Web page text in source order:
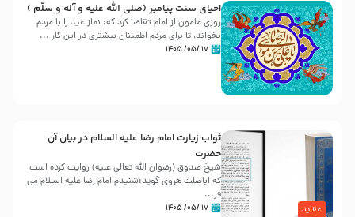
احیای سنت پیامبر (صلی الله علیه و آله و سلّم )
روزی مامون از امام تقاضا کرد که: نماز عید را با مردم
بخواند، تا برای مردم اطمینان بیشتری در این کار ...
۱۷ /۰۵/ ۱۴۰۵
عقاید
ثواب زیارت امام رضا علیه السلام در بیان آن
حضرت
شیخ صدوق (رضوان الله تعالی علیه) روایت کرده است
که اباصلت هروی گوید:شنیدم امام رضا علیه السلام می
فر...
۱۷ /۰۵/ ۱۴۰۵